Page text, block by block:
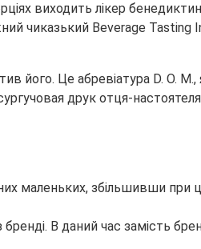
виходить лікер
чиказький Beverage Tasting
його. Це абревіатура D. O.
друк отця-
маленьких, збільшивши при
В даний час замість